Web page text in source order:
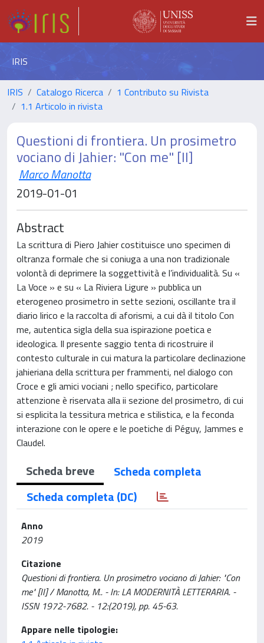
IRIS
IRIS Catalogo Ricerca
1 Contributo su Rivista
1.1 Articolo in rivista
Questioni di frontiera. Un prosimetro
vociano di Jahier: "Con me" [II]
Marco Manotta
2019-01-01
Abstract
La scrittura di Piero Jahier costituisce uno specimen di
oltranza formale che si coniuga a una non tradizionale
volontà di deprimere la soggettività e l’individualità. Su «
La Voce » e su « La Riviera Ligure » pubblica un
eterogeneo prosimetro in sette sezioni, oscillante tra il
diario lirico e la raccolta di aforismi, a cui dà il titolo Con
me, autentica sigla della sua ispirazione poetica e
ideologica. Il presente saggio tenta di ricostruire il
contesto culturale in cui matura la particolare declinazione
jahieriana della scrittura per frammenti, nel dialogo con
Croce e gli amici vociani ; nello specifico, particolare
attenzione è riservata alla ii sezione del prosimetro, di cui
si esplicita la tessitura metrica e stilistica, e la feconda
interazione con le opere e le poetiche di Péguy, Jammes e
Claudel.
Scheda breve
Scheda completa
Scheda completa (DC)
Anno
2019
Citazione
Questioni di frontiera. Un prosimetro vociano di Jahier: "Con
me" [II] / Manotta, M.. - In: LA MODERNITÀ LETTERARIA. -
ISSN 1972-7682. - 12:(2019), pp. 45-63.
Appare nelle tipologie: